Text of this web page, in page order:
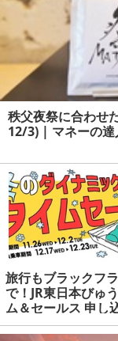
秩父夜祭に合わせ
12/3) | マネーの達
旅行もブラックフ
で！JR東日本びゅ
ム＆セールス 申し
~ | マネーの達人